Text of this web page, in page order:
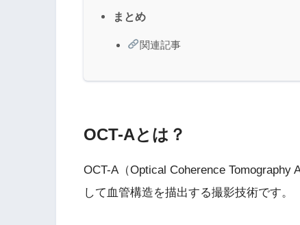
まとめ
関連記事
OCT-Aとは？
OCT-A（Optical Coherence Tomography
して血管構造を描出する撮影技術です。